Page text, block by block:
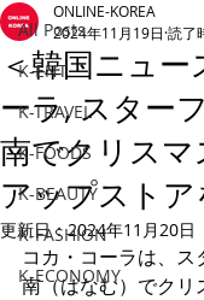
All Posts
K-ENT
K-TRAVEL
K-FOODS
K-BEAUTY
K-FASHION
K-ECONOMY
＜韓国ニュー
ーラ, スター
南でクリス
アップストア
ONLINE-KOREA
2024年11月19日 読了
更新日：2024年11月20日
コカ・コーラは、
南（はなむ）でクリ